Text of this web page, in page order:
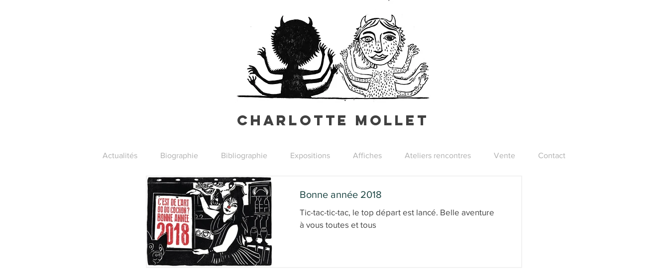
Charlotte Mollet
Bonne année 2018
Tic-tac-tic-tac, le top départ est lancé. Belle aventure
à vous toutes et tous
Actualités Biographie Bibliographie Expositions Affiches Ateliers rencontres Vente Contact